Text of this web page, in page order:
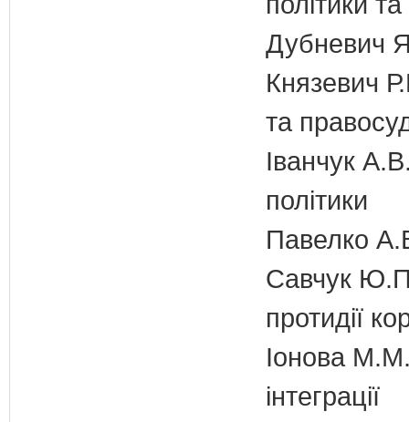
Дубневич
Князевич
та
Іванчук
політики
Павелко
Савчук Ю.П.
протидії
Іонова М.М.
інтеграції